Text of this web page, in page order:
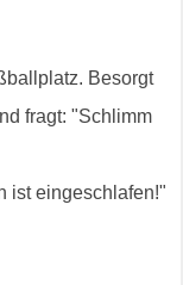
Besorgt
fragt: "Schlimm
ist eingeschlafen!"